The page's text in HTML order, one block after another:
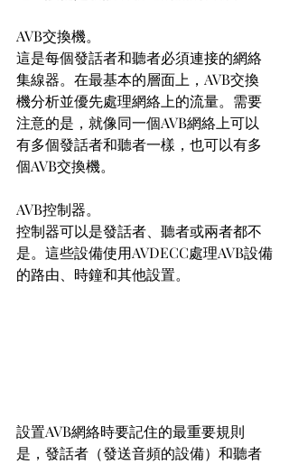
AVB交換機。
這是每個發話者和聽者必須連接的網絡
集線器。在最基本的層面上，AVB交換
機分析並優先處理網絡上的流量。需要
注意的是，就像同一個AVB網絡上可以
有多個發話者和聽者一樣，也可以有多
個AVB交換機。
AVB控制器。
控制器可以是發話者、聽者或兩者都不
是。這些設備使用AVDECC處理AVB設備
的路由、時鐘和其他設置。
設置AVB網絡時要記住的最重要規則
是，發話者（發送音頻的設備）和聽者